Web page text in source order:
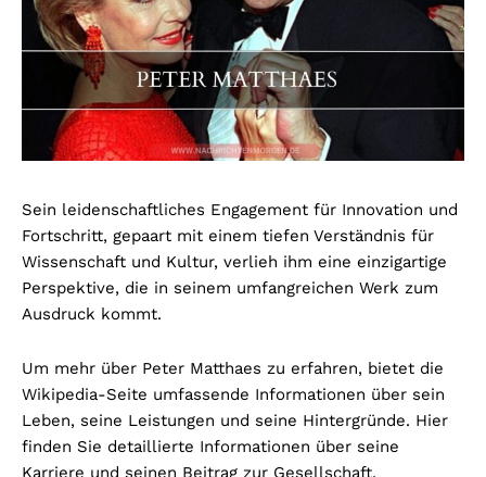
Sein leidenschaftliches Engagement für Innovation und
Fortschritt, gepaart mit einem tiefen Verständnis für
Wissenschaft und Kultur, verlieh ihm eine einzigartige
Perspektive, die in seinem umfangreichen Werk zum
Ausdruck kommt.
Um mehr über Peter Matthaes zu erfahren, bietet die
Wikipedia-Seite umfassende Informationen über sein
Leben, seine Leistungen und seine Hintergründe. Hier
finden Sie detaillierte Informationen über seine
Karriere und seinen Beitrag zur Gesellschaft.